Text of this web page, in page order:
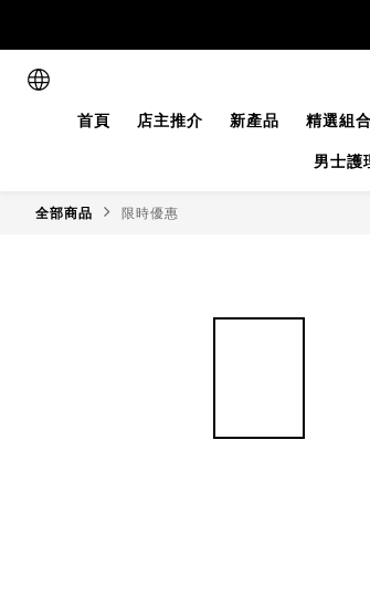
首頁 店主推介 新產品 精選組
男士護
全部商品 限時優惠